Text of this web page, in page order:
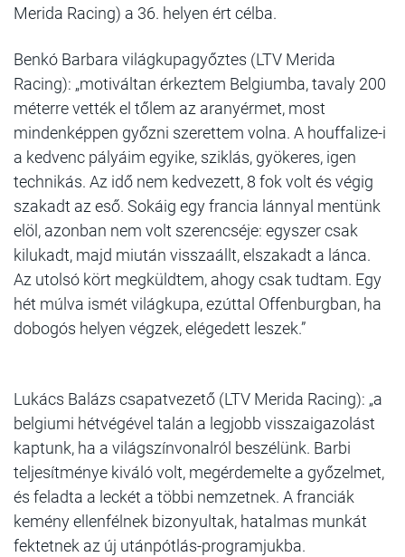
Merida Racing) a 36. helyen ért célba.
Benkó Barbara világkupagyőztes (LTV Merida
Racing): „motiváltan érkeztem Belgiumba, tavaly 200
méterre vették el tőlem az aranyérmet, most
mindenképpen győzni szerettem volna. A houffalize-i
a kedvenc pályáim egyike, sziklás, gyökeres, igen
technikás. Az idő nem kedvezett, 8 fok volt és végig
szakadt az eső. Sokáig egy francia lánnyal mentünk
elöl, azonban nem volt szerencséje: egyszer csak
kilukadt, majd miután visszaállt, elszakadt a lánca.
Az utolsó kört megküldtem, ahogy csak tudtam. Egy
hét múlva ismét világkupa, ezúttal Offenburgban, ha
dobogós helyen végzek, elégedett leszek.”
Lukács Balázs csapatvezető (LTV Merida Racing): „a
belgiumi hétvégével talán a legjobb visszaigazolást
kaptunk, ha a világszínvonalról beszélünk. Barbi
teljesítménye kiváló volt, megérdemelte a győzelmet,
és feladta a leckét a többi nemzetnek. A franciák
kemény ellenfélnek bizonyultak, hatalmas munkát
fektetnek az új utánpótlás-programjukba.